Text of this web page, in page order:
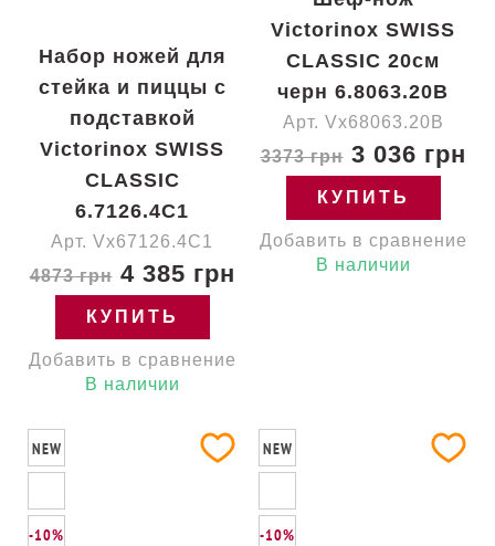
Набор ножей для
стейка и пиццы с
подставкой
Victorinox SWISS
CLASSIC
6.7126.4C1
Арт. Vx67126.4C1
4873 грн4 385 грн
КУПИТЬ
Добавить в сравнение
В наличии
Victorinox SWISS
CLASSIC 20см
черн 6.8063.20B
Арт. Vx68063.20B
3373 грн3 036 грн
КУПИТЬ
Добавить в сравнение
В наличии
NEW
-10%
NEW
-10%